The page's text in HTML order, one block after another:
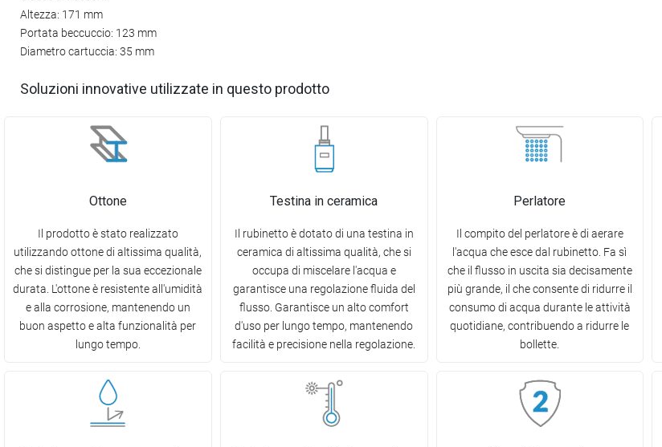
Altezza: 171 mm
Portata beccuccio: 123 mm
Diametro cartuccia: 35 mm
Soluzioni innovative utilizzate in questo prodotto
Ottone
Il prodotto è stato realizzato
utilizzando ottone di altissima qualità,
che si distingue per la sua eccezionale
durata. L'ottone è resistente all'umidità
e alla corrosione, mantenendo un
buon aspetto e alta funzionalità per
lungo tempo.
Testina in ceramica
Il rubinetto è dotato di una testina in
ceramica di altissima qualità, che si
occupa di miscelare l'acqua e
garantisce una regolazione fluida del
flusso. Garantisce un alto comfort
d'uso per lungo tempo, mantenendo
facilità e precisione nella regolazione.
Perlatore
Il compito del perlatore è di aerare
l'acqua che esce dal rubinetto. Fa sì
che il flusso in uscita sia decisamente
più grande, il che consente di ridurre il
consumo di acqua durante le attività
quotidiane, contribuendo a ridurre le
bollette.